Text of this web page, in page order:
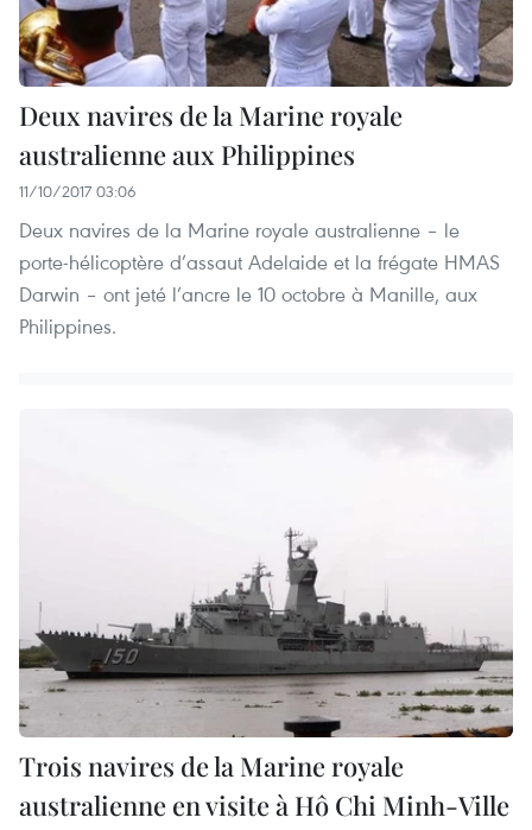
Deux navires de la Marine royale
australienne aux Philippines
11/10/2017 03:06
Deux navires de la Marine royale australienne – le
porte-hélicoptère d’assaut Adelaide et la frégate HMAS
Darwin – ont jeté l’ancre le 10 octobre à Manille, aux
Philippines.
Trois navires de la Marine royale
australienne en visite à Hô Chi Minh-Ville